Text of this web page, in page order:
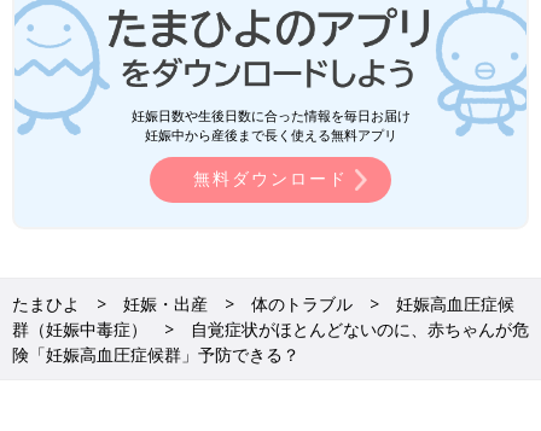
妊娠日数や生後日数に合った情報を毎日お届け
妊娠中から産後まで長く使える無料アプリ
無料ダウンロード
たまひよ 妊娠・出産 体のトラブル
妊娠高血圧症候
群（妊娠中毒症）
自覚症状がほとんどないのに、赤ちゃんが危
険「妊娠高血圧症候群」予防できる？